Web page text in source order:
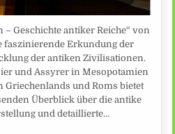
– Geschichte antiker Reiche“ von
faszinierende Erkundung der
der antiken Zivilisationen.
und Assyrer in Mesopotamien
Griechenlands und Roms bietet
Überblick über die antike
und detaillierte…